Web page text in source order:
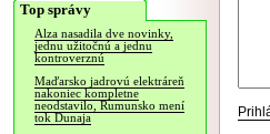
Top správy
Alza nasadila dve novinky,
jednu užitočnú a jednu
kontroverznú
Maďarsko jadrovú elektráreň
nakoniec kompletne
neodstavilo, Rumunsko mení
tok Dunaja